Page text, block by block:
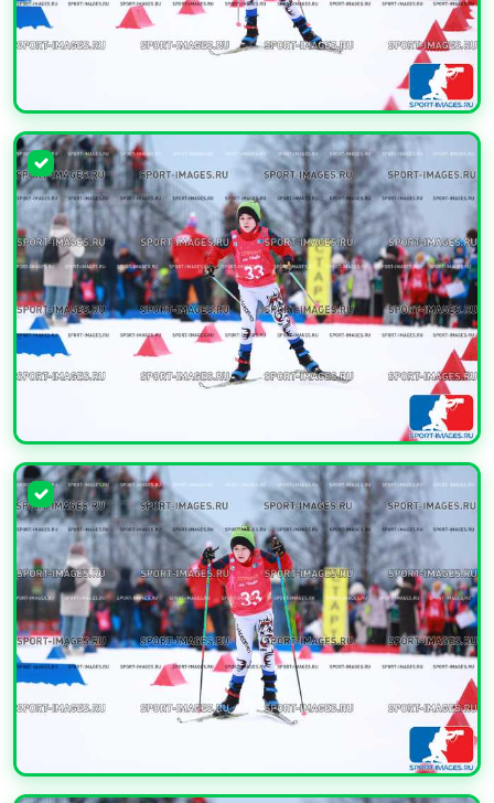
УВЕЛИЧИТЬ
УВЕЛИЧИТЬ
УВЕЛИЧИТЬ